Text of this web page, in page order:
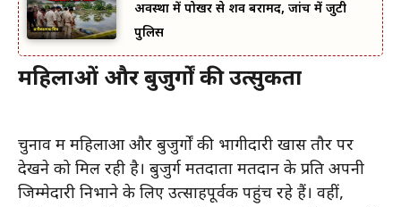
अवस्था में पोखर से शव बरामद, जांच में जुटी
पुलिस
महिलाओं और बुजुर्गों की उत्सुकता
चुनाव में महिलाओं और बुजुर्गों की भागीदारी खास तौर पर
देखने को मिल रही है। बुजुर्ग मतदाता मतदान के प्रति अपनी
जिम्मेदारी निभाने के लिए उत्साहपूर्वक पहुंच रहे हैं। वहीं,